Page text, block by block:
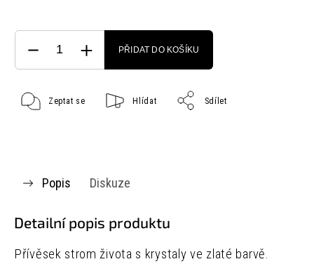
PŘIDAT DO KOŠÍKU
Zeptat se Hlídat Sdílet
Popis Diskuze
Detailní popis produktu
Přívěsek strom života s krystaly ve zlaté barvě.